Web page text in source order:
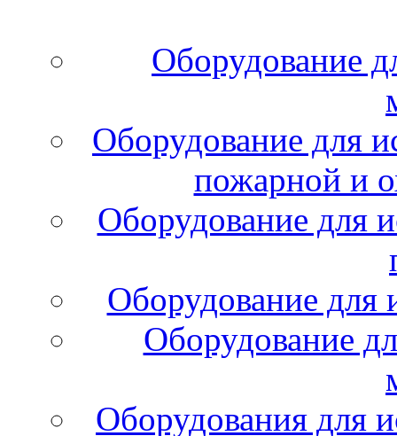
Оборудование
Оборудование для
пожарной и
Оборудование для
Оборудование для
Оборудование
Оборудования для